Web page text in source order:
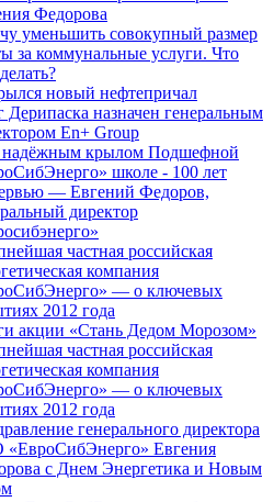
Федорова
уменьшить совокупный размер
за коммунальные услуги. Что
новый нефтепричал
Дерипаска назначен генеральным
En+ Group
крылом Подшефной
школе - 100 лет
— Евгений Федоров,
директор
частная российская
компания
— о ключевых
2012 года
акции «Стань Дедом Морозом»
частная российская
компания
— о ключевых
2012 года
генерального директора
Евгения
с Днем Энергетика и Новым